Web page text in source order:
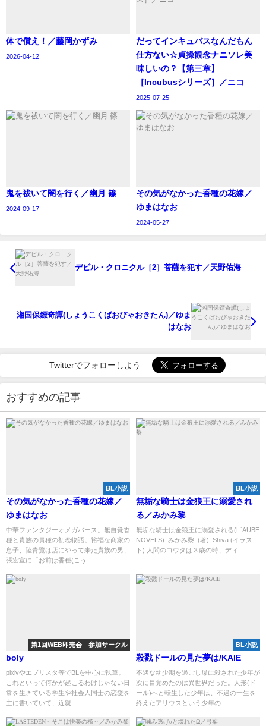
体で償え！／藤岡かずみ
2026-04-12
‪だってインキュバスなんだもん
仕方ない☆貞操観念ナニソレ美
味しいの？【第三章】
［Incubusシリーズ］／ニコ
2025-07-25
鬼を祓いて闇を行く／幽月 篠
2024-09-17
その気がなかった香種の花嫁／
ゆまはなお
2024-05-27
デビル・クロニクル［2］菩薩を犯す／天野佑海
湘国保鏢奇譚(しょうこくばおびゃおきたん)／ゆま
はなお
Twitterでフォローしよう
おすすめの記事
BL小説
その気がなかった香種の花嫁／
ゆまはなお
中華ファンタジーオメガバース。無自覚香
種と貴族の貴種の初恋物語。裕福な商家の
息子、陸青覽は店にやって来た貴族の男、
張宏宣に「お前は香種(こう...
BL小説
無垢な騎士は金狼王に溺愛され
る／みかみ黎
無垢な騎士は金狼王に溺愛される(L`AUBE
NOVELS) みかみ黎 (著), Shiva (イラス
ト) 人間のコウタは３歳の時、ディ...
第1回WEB即売会 参加サークル
boly
pixivやエブリスタ等でBLを中心に執筆。
これといって何かが起こるわけじゃない日
常を生きている学生や社会人同士の恋愛を
主に書いていて、近親...
BL小説
殺戮ドールの見た夢は/KAIE
不遇な幼少期を過ごし母に殺された少年が
次に目覚めたのは異世界だった。人形(ド
ール)へと転生した少年は、不遇の一生を
終えたアリウスという少年の...